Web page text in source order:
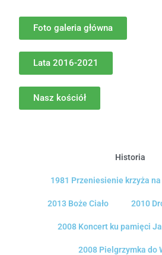
Foto galeria główna
Lata 2016-2021
Nasz kościół
Historia
1981 Przeniesienie krzyża
2013 Boże Ciało 2010
2008 Koncert ku pamięci
2008 Pielgrzymka do